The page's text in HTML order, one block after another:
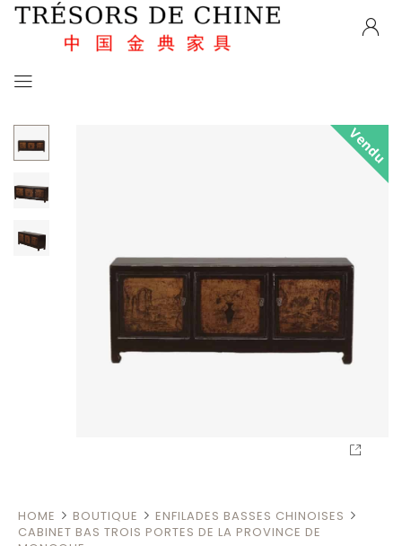
Vendu
HOME BOUTIQUE
ENFILADES BASSES CHINOISES
CABINET BAS TROIS PORTES DE LA PROVINCE DE